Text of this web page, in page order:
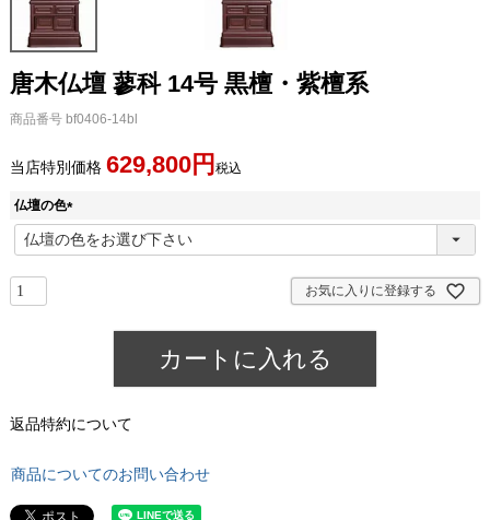
唐木仏壇 蓼科 14号 黒檀・紫檀系
商品番号 bf0406-14bl
当店特別価格 629,800 税込
仏壇の色
(
必
お気に入りに登録する
カートに入れる
返品特約について
商品についてのお問い合わせ